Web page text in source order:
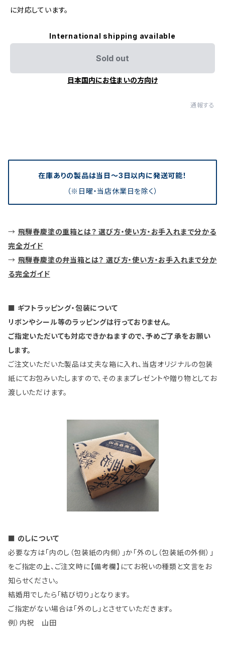
に対応しています。
International shipping available
Sold out
日本国内にお住まいの方向け
通報する
在庫ありの製品は当日〜3日以内に発送可能！
（※日曜・当店休業日を除く）
→ 飛騨春慶塗の重箱とは？ 選び方・使い方・お手入れまで分かる
完全ガイド
→ 飛騨春慶塗の弁当箱とは？ 選び方・使い方・お手入れまで分か
る完全ガイド
■ ギフトラッピング・包装について
リボンやシール等のラッピングは行っておりません。
ご指定いただいても対応できかねますので、予めご了承をお願い
します。
ご注文いただいた製品は丈夫な箱に入れ、当店オリジナルの包装
紙にてお包みいたしますので、そのままプレゼントや贈り物としてお
渡しいただけます。
■ のしについて
必要な方は「内のし（包装紙の内側）」か「外のし（包装紙の外側）」
をご指定の上、ご注文時に【備考欄】にてお祝いの種類と文言をお
知らせください。
結婚用でしたら「結び切り」となります。
ご指定がない場合は「外のし」とさせていただきます。
例）内祝 山田